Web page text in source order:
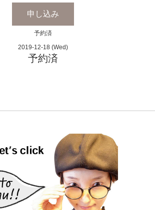
申し込み
予約済
2019-12-18 (Wed)
予約済